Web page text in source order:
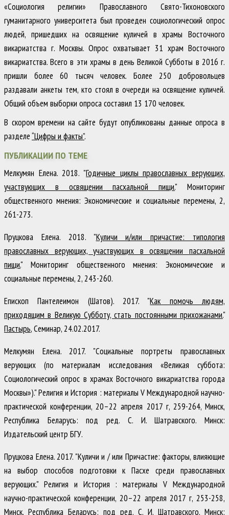
«Социология религии» Православного Свято-Тихоновского
гуманитарного университета был проведен социологический опрос
людей, пришедших на освящение куличей в храмы Восточного
викариатства г. Москвы. Опрос охватывает 31 храм Восточного
викариатства. Всего в эти храмы в день Великой Субботы в 2016 г.
пришли более 60 тысяч человек. Более 250 добровольцев
раздавали анкеты тем, кто стоял в очереди на освящение куличей.
Общий объем выборки опроса составил 13 170 человек.
В скором времени на сайте будут опубликованы данные опроса в
разделе“Цифры и факты”.
ПУБЛИКАЦИИ ПО ТЕМЕ
Мелкумян Елена.2018. "Годичные циклы православных верующих,
участвующих в освящении пасхальной пищи."
Мониторинг
общественного мнения: Экономические и социальные перемены,2,
261-273.
Пруцкова Елена. 2018. "Куличи и/или причастие: типология
православных верующих, участвующих в освящении пасхальной
пищи."
Мониторинг общественного мнения: Экономические и
социальные перемены,2,243-260.
Епископ Пантелеимон (Шатов).2017. "Как помочь людям,
приходящим в Великую Субботу, стать постоянными прихожанами."
Пастырь,Семинар, 24.02.2017.
Мелкумян Елена.2017. "Социальные портреты православных
верующих (по материалам исследования «Великая суббота:
Социологический опрос в храмах Восточного викариатства города
Москвы»)."Религия и История : материалы V Международной научно-
практической конференции, 20–22 апреля 2017 г, 259-264,Минск,
Республика Беларусь:под ред. С. И. Шатравского. Минск:
Издательский центр БГУ.
Пруцкова Елена.2017. "Куличи и / или Причастие: факторы, влияющие
на выбор способов подготовки к Пасхе среди православных
верующих." Религия и История : материалы V Международной
научно-практической конференции, 20–22 апреля 2017 г,253-258,
Минск, Республика Беларусь: под ред. С. И. Шатравского. Минск: